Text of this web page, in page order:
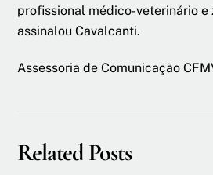
profissional médico-veterinário e
assinalou Cavalcanti.
Assessoria de Comunicação
Related Posts